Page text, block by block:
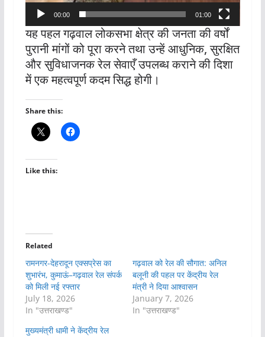
00:00 01:00
यह पहल गढ़वाल लोकसभा क्षेत्र की जनता की वर्षों
पुरानी मांगों को पूरा करने तथा उन्हें आधुनिक, सुरक्षित
और सुविधाजनक रेल सेवाएँ उपलब्ध कराने की दिशा
में एक महत्वपूर्ण कदम सिद्ध होगी।
Share this:
Like this:
Related
रामनगर-देहरादून एक्सप्रेस का
शुभारंभ, कुमाऊं–गढ़वाल रेल संपर्क
को मिली नई रफ्तार
July 18, 2026
In "उत्तराखण्ड"
गढ़वाल को रेल की सौगात: अनिल
बलूनी की पहल पर केंद्रीय रेल
मंत्री ने दिया आश्वासन
January 7, 2026
In "उत्तराखण्ड"
मुख्यमंत्री धामी ने केंद्रीय रेल